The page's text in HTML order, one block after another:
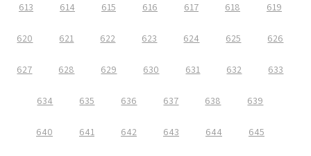
613 614 615 616 617 618 619
620 621 622 623 624 625 626
627 628 629 630 631 632 633
634 635 636 637 638 639
640 641 642 643 644 645